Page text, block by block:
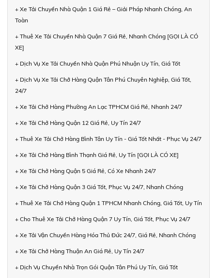
+ Xe Tải Chuyển Nhà Quận 1 Giá Rẻ – Giải Pháp Nhanh Chóng, An
Toàn
+ Thuê Xe Tải Chuyển Nhà Quận 7 Giá Rẻ, Nhanh Chóng [GỌI LÀ CÓ
XE]
+ Dịch Vụ Xe Tải Chuyển Nhà Quận Phú Nhuận Uy Tín, Giá Tốt
+ Dịch Vụ Xe Tải Chở Hàng Quận Tân Phú Chuyên Nghiệp, Giá Tốt,
24/7
+ Xe Tải Chở Hàng Phường An Lạc TPHCM Giá Rẻ, Nhanh 24/7
+ Xe Tải Chở Hàng Quận 12 Giá Rẻ, Uy Tín 24/7
+ Thuê Xe Tải Chở Hàng Bình Tân Uy Tín - Giá Tốt Nhất - Phục Vụ 24/7
+ Xe Tải Chở Hàng Bình Thạnh Giá Rẻ, Uy Tín [GỌI LÀ CÓ XE]
+ Xe Tải Chở Hàng Quận 5 Giá Rẻ, Có Xe Nhanh 24/7
+ Xe Tải Chở Hàng Quận 3 Giá Tốt, Phục Vụ 24/7, Nhanh Chóng
+ Thuê Xe Tải Chở Hàng Quận 1 TPHCM Nhanh Chóng, Giá Tốt, Uy Tín
+ Cho Thuê Xe Tải Chở Hàng Quận 7 Uy Tín, Giá Tốt, Phục Vụ 24/7
+ Xe Tải Vận Chuyển Hàng Hóa Thủ Đức 24/7, Giá Rẻ, Nhanh Chóng
+ Xe Tải Chở Hàng Thuận An Giá Rẻ, Uy Tín 24/7
+ Dịch Vụ Chuyển Nhà Trọn Gói Quận Tân Phú Uy Tín, Giá Tốt